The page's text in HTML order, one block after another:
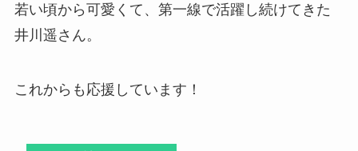
若い頃から可愛くて、第一線で活躍し続けてきた
井川遥さん。
これからも応援しています！